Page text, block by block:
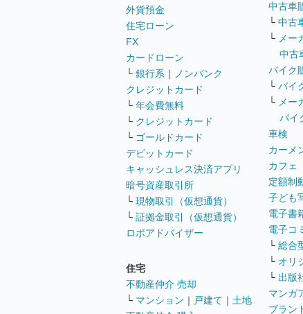
外貨預金
住宅ローン
FX
カードローン
└ 銀行系 ｜
ノンバンク
クレジットカード
└ 年会費無料
└ クレジットカード
└ ゴールドカード
デビットカード
キャッシュレス決済アプリ
暗号資産取引所
└ 現物取引（仮想通貨）
└ 証拠金取引（仮想通貨）
ロボアドバイザー
住宅
不動産仲介 売却
└ マンション ｜ 戸建て ｜ 土地
中古車
└ 中古
└ メー
中古
バイク
└ バイ
└ メー
バイ
車検
カーメ
カフェ
定額制
子ども
電子書
電子コ
└ 総合
└ オリ
└ 出版
マンガ
ブラン